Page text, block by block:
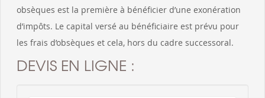
obsèques est la première à bénéficier d’une exonération
d’impôts. Le capital versé au bénéficiaire est prévu pour
les frais d’obsèques et cela, hors du cadre successoral.
DEVIS EN LIGNE :